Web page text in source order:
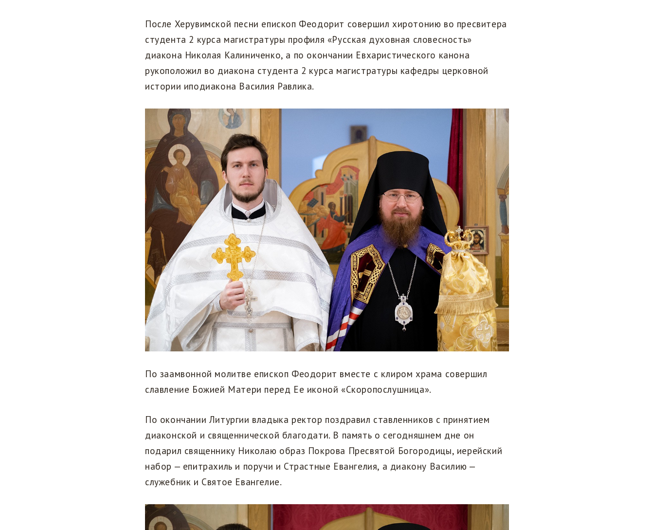
После Херувимской песни епископ Феодорит совершил хиротонию во пресвитера
студента 2 курса магистратуры профиля «Русская духовная словесность»
диакона Николая Калиниченко, а по окончании Евхаристического канона
рукоположил во диакона студента 2 курса магистратуры кафедры церковной
истории иподиакона Василия Равлика.
По заамвонной молитве епископ Феодорит вместе с клиром храма совершил
славление Божией Матери перед Ее иконой «Скоропослушница».
По окончании Литургии владыка ректор поздравил ставленников с принятием
диаконской и священнической благодати. В память о сегодняшнем дне он
подарил священнику Николаю образ Покрова Пресвятой Богородицы, иерейский
набор — епитрахиль и поручи и Страстные Евангелия, а диакону Василию —
служебник и Святое Евангелие.